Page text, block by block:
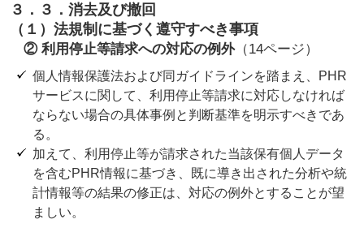
３．３．消去及び撤回
（１）法規制に基づく遵守すべき事項
② 利用停止等請求への対応の例外（14ページ）
個人情報保護法および同ガイドラインを踏まえ、PHR
サービスに関して、利用停止等請求に対応しなければ
ならない場合の具体事例と判断基準を明示すべきであ
る。
加えて、利用停止等が請求された当該保有個人データ
を含むPHR情報に基づき、既に導き出された分析や統
計情報等の結果の修正は、対応の例外とすることが望
ましい。